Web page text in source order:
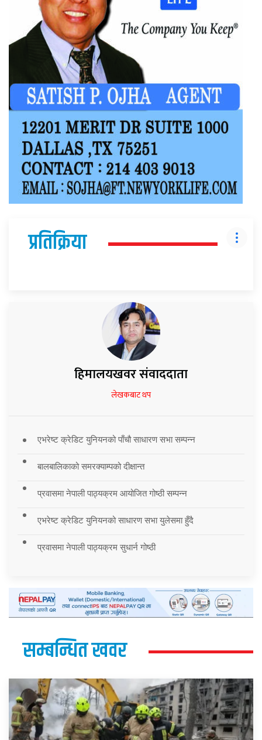
प्रतिक्रिया
हिमालयखवर संवाददाता
लेखकबाट थप
एभरेष्ट क्रेडिट युनियनको पाँचौ साधारण सभा सम्पन्न
बालबालिकाको समरक्याम्पको दीक्षान्त
प्रवासमा नेपाली पाठ्यक्रम आयोजित गोष्ठी सम्पन्न
एभरेष्ट क्रेडिट युनियनको साधारण सभा युलेसमा हुँदै
प्रवासमा नेपाली पाठ्यक्रम सुधार्न गोष्ठी
सम्बन्धित खवर